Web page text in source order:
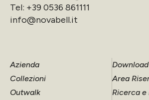
Tel: +39 0536 861111
info@novabell.it
Azienda
Collezioni
Outwalk
Download
Area
Ricerca e